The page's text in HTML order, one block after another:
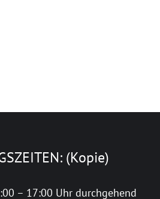
(Kopie)
– 17:00 Uhr durchgehend